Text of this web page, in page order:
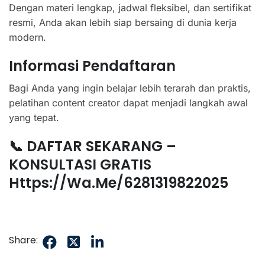
Dengan materi lengkap, jadwal fleksibel, dan sertifikat
resmi, Anda akan lebih siap bersaing di dunia kerja
modern.
Informasi Pendaftaran
Bagi Anda yang ingin belajar lebih terarah dan praktis,
pelatihan content creator dapat menjadi langkah awal
yang tepat.
📞 DAFTAR SEKARANG –
KONSULTASI GRATIS
Https://wa.me/6281319822025
Share: